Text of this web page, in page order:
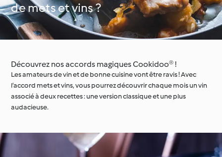
de mets et vins ?
Découvrez nos accords magiques Cookidoo® !
Les amateurs de vin et de bonne cuisine vont être ravis ! Avec
l’accord mets et vins, vous pourrez découvrir chaque mois un vin
associé à deux recettes : une version classique et une plus
audacieuse.